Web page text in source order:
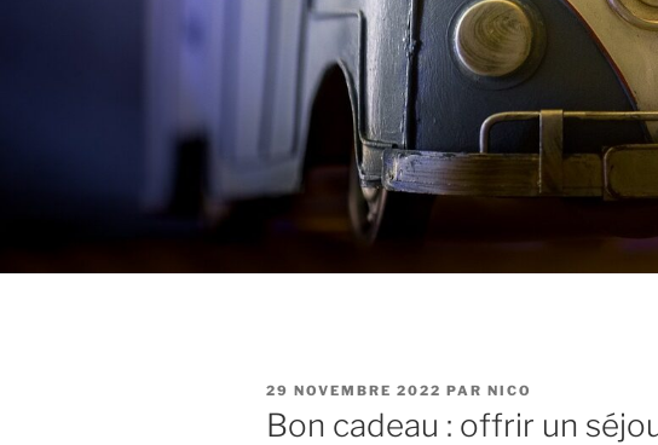
PUBLIÉ
LE
29 NOVEMBRE 2022 PAR NICO
Bon cadeau : offrir un